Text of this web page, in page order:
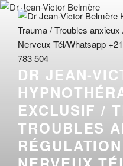
Aller
contenu
principal
DR JEAN-
EXCLUSIF /
TROUBLES